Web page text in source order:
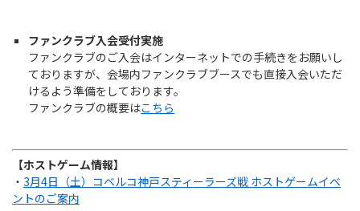
ファンクラブ入会受付実施
ファンクラブのご入会はインターネットでの手続きをお願いし
ておりますが、会場内ファンクラブブースでも直接入会いただ
けるよう準備をしております。
ファンクラブの概要はこちら
【ホストゲーム情報】
・ 3月4日（土）コベルコ神戸スティーラーズ戦 ホストゲームイベ
ントのご案内